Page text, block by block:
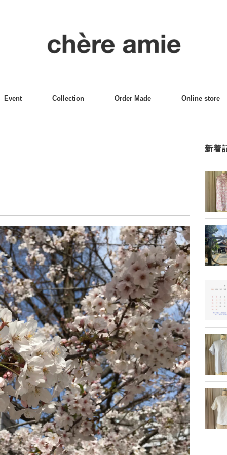
Event Collection Order Made Online store
新着